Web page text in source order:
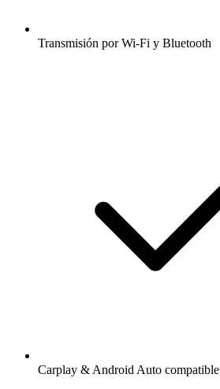
Transmisión por Wi-Fi y Bluetooth
Carplay & Android Auto compatible